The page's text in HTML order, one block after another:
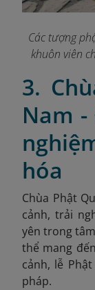
Các tượng
khuôn viên
3.
Nam
hóa
Chùa Phật
cảnh, trải
yên trong
thể mang
cảnh, lễ
pháp.